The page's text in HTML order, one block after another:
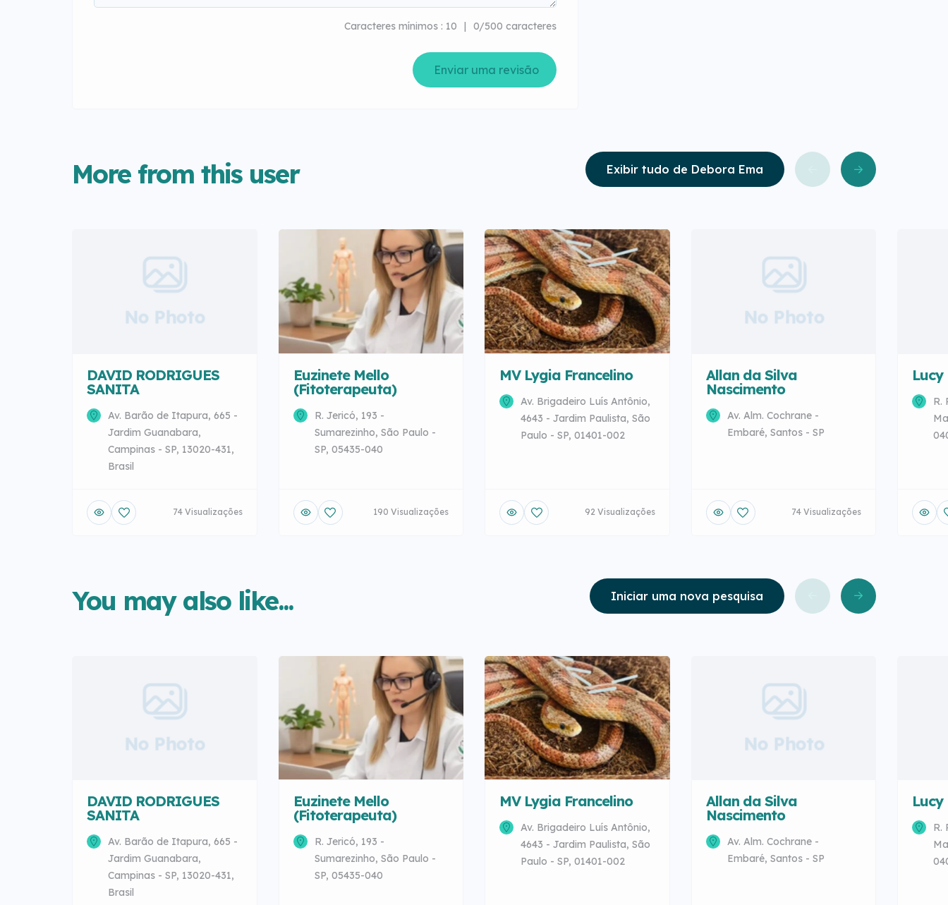
Caracteres mínimos : 10 0/500 caracteres
Enviar uma revisão
More from this user Exibir tudo de Debora Ema
No Photo
DAVID RODRIGUES
SANITA
Av. Barão de Itapura, 665 -
Jardim Guanabara,
Campinas - SP, 13020-431,
Brasil
74 Visualizações
Euzinete Mello
(Fitoterapeuta)
R. Jericó, 193 -
Sumarezinho, São Paulo -
SP, 05435-040
190 Visualizações
MV Lygia Francelino
Av. Brigadeiro Luís Antônio,
4643 - Jardim Paulista, São
Paulo - SP, 01401-002
92 Visualizações
No Photo
Allan da Silva
Nascimento
Av. Alm. Cochrane -
Embaré, Santos - SP
74 Visualizações
Lucy
R.
You may also like... Iniciar uma nova pesquisa
No Photo
DAVID RODRIGUES
SANITA
Av. Barão de Itapura, 665 -
Jardim Guanabara,
Campinas - SP, 13020-431,
Brasil
Euzinete Mello
(Fitoterapeuta)
R. Jericó, 193 -
Sumarezinho, São Paulo -
SP, 05435-040
MV Lygia Francelino
Av. Brigadeiro Luís Antônio,
4643 - Jardim Paulista, São
Paulo - SP, 01401-002
No Photo
Allan da Silva
Nascimento
Av. Alm. Cochrane -
Embaré, Santos - SP
Lucy
R.